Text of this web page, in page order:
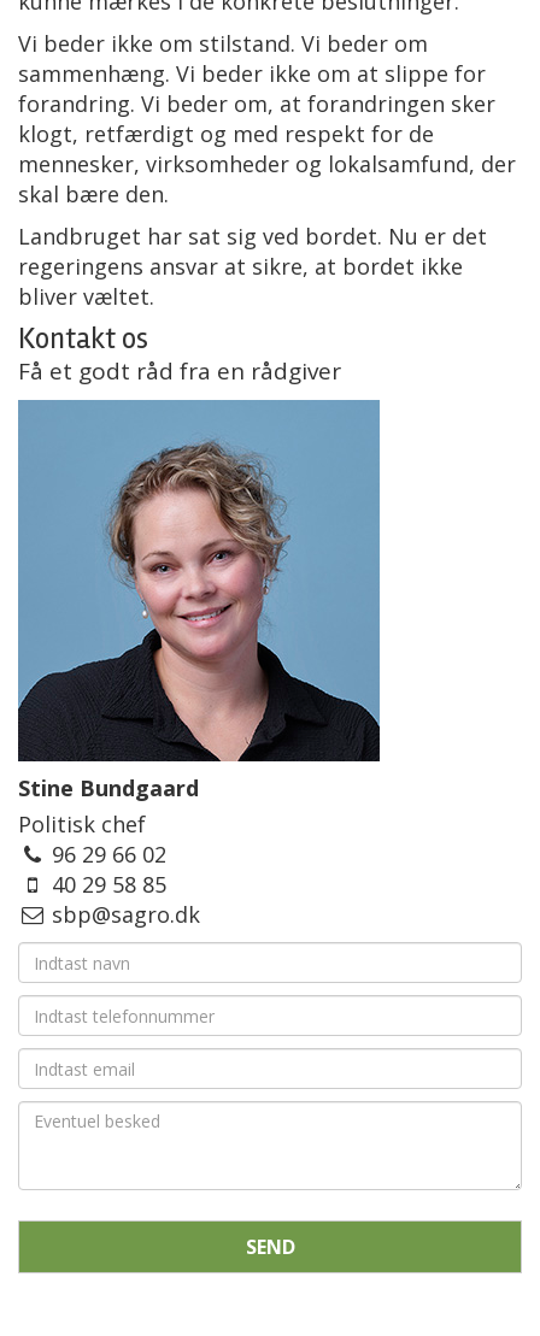
Vi beder ikke om stilstand. Vi beder om
sammenhæng. Vi beder ikke om at slippe for
forandring. Vi beder om, at forandringen sker
klogt, retfærdigt og med respekt for de
mennesker, virksomheder og lokalsamfund, der
skal bære den.
Landbruget har sat sig ved bordet. Nu er det
regeringens ansvar at sikre, at bordet ikke
bliver væltet.
Kontakt os
Få et godt råd fra en rådgiver
Stine Bundgaard
Politisk chef
96 29 66 02
40 29 58 85
sbp@sagro.dk
SEND